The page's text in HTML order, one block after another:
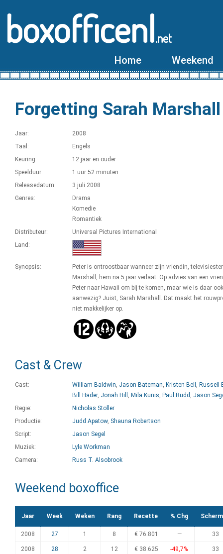
boxofficenl.net
Home Weekend
Forgetting Sarah Marshall
Jaar:
2008
Taal:
Engels
Keuring:
12 jaar en ouder
Speelduur:
1 uur 52 minuten
Releasedatum:
3 juli 2008
Genres:
Drama
Komedie
Romantiek
Distributeur:
Universal Pictures International
Land:
Synopsis:
Peter is ontroostbaar wanneer zijn vriendin,
Marshall, hem na 5 jaar verlaat. Op advies van een
Peter naar Hawaii om bij te komen, maar wie is daar
aanwezig? Juist, Sarah Marshall. Dat maakt het
niet makkelijker op.
Cast & Crew
Cast: William Baldwin, Jason Bateman, Kristen Bell , Russell
Bill Hader, Jonah Hill , Mila Kunis, Paul Rudd , Jason
Regie:
Nicholas Stoller
Productie:
Judd Apatow, Shauna Robertson
Script:
Jason Segel
Muziek:
Lyle Workman
Camera:
Russ T. Alsobrook
Weekend boxoffice
Jaar Week Weken Rang Recette % Chg
2008 27 1 8 € 76.801 — 33
2008 28 2 12 € 38.625 -49,7% 33